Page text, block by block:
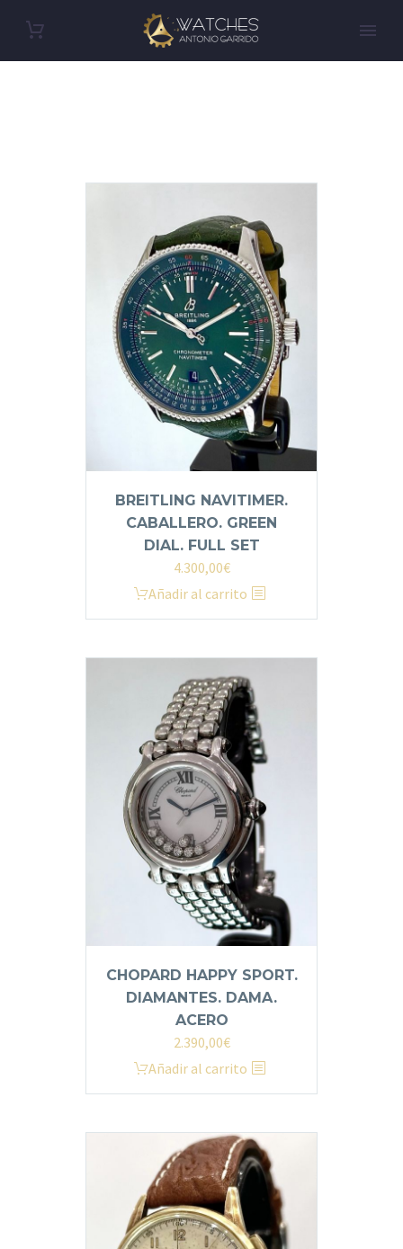
BREITLING NAVITIMER.
CABALLERO. GREEN
DIAL. FULL SET
4.300,00€
Añadir al carrito
CHOPARD HAPPY SPORT.
DIAMANTES. DAMA.
ACERO
2.390,00€
Añadir al carrito